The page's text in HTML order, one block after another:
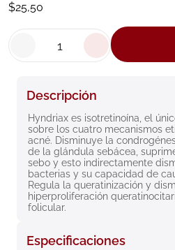
$25,50
Descripción
Hyndriax es isotretinoína, el
sobre los cuatro mecanismos
acné. Disminuye la
de la glándula sebácea,
sebo y esto indirectamente
bacterias y su capacidad de
Regula la queratinización y
hiperproliferación
folicular.
Especificaciones
3
pilexil
5. cerave
6 degraler
7. megacistin
8. roche posay
9. isdin
10.neumoflux